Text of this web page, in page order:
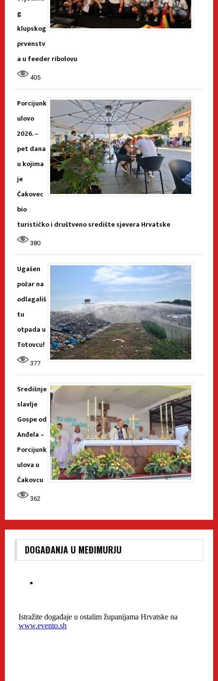
g
klupskog
prvenstv
a u feeder ribolovu
405
Porcijunk
ulovo
2026. –
pet dana
u kojima
je
Čakovec
bio
turističko i društveno središte sjevera Hrvatske
380
Ugašen
požar na
odlagališ
tu
otpada u
Totovcu!
377
Središnje
slavlje
Gospe od
Anđela –
Porcijunk
ulova u
Čakovcu
362
DOGAĐANJA U MEĐIMURJU